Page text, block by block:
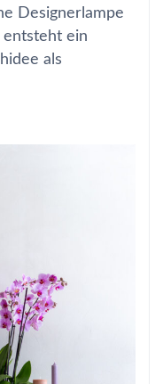
Designerlampe
entsteht ein
als